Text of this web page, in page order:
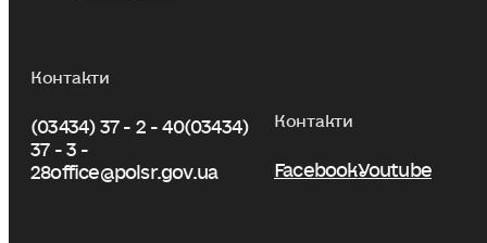
Контакти
(03434) 37 - 2 - 40(03434)
37 - 3 -
28office@polsr.gov.ua
Контакти
FacebookYoutube